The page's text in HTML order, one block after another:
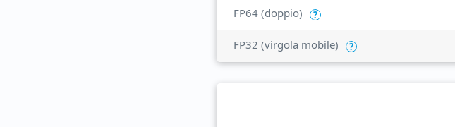
FP64 (doppio) ?
FP32 (virgola mobile) ?